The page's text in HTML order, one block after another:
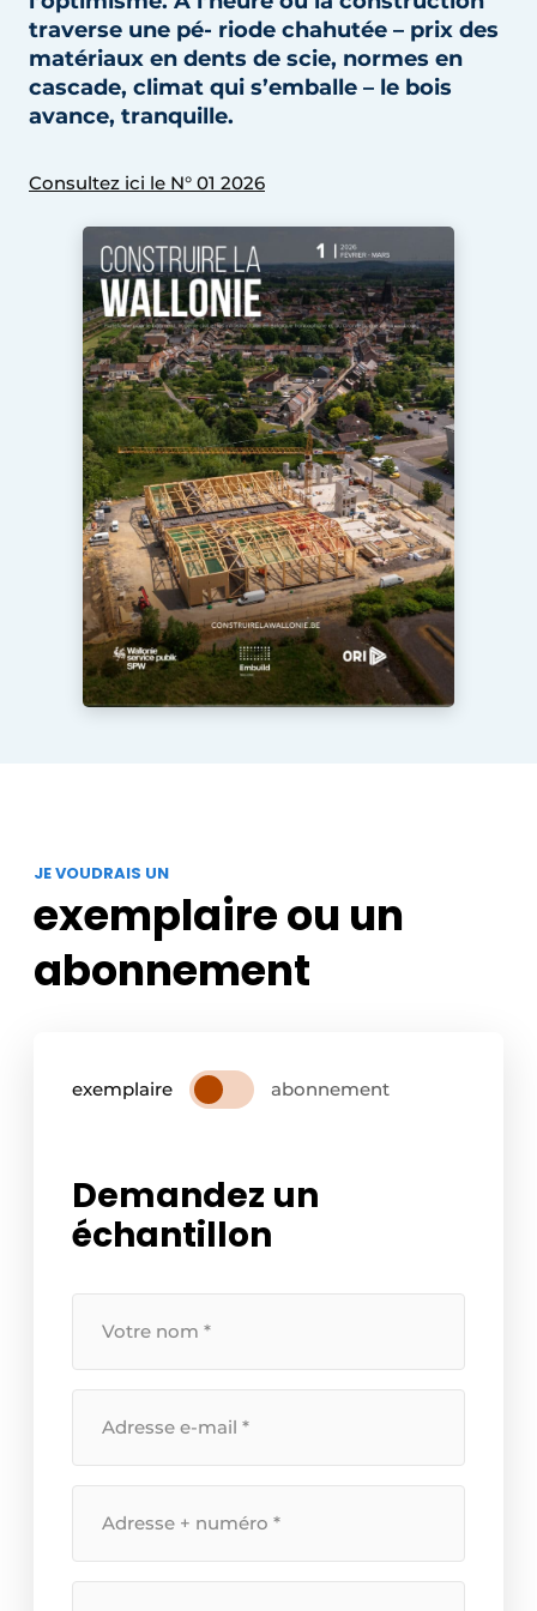
Termes et conditions
Video’s
Construction bois
Contrôle d’accès
Éclairage
Fondations
Façades
Géotextiles
Infrastructures souterraines et égouttage
Protection solaire
Rénovation
Sécurité incendie
traverse une pé- riode chahutée – prix des
matériaux en dents de scie, normes en
cascade, climat qui s’emballe – le bois
avance, tranquille.
Consultez ici le N° 01 2026
JE VOUDRAIS UN
exemplaire ou un
abonnement
exemplaire abonnement
Demandez un
échantillon
naam*
mailadres*
huisnummer*